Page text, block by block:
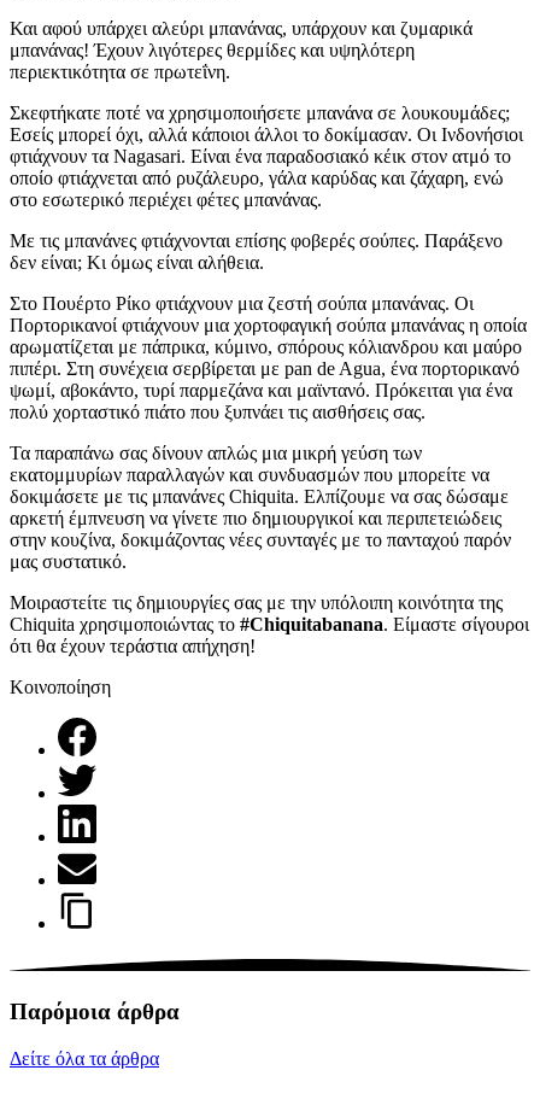
Και αφού υπάρχει αλεύρι μπανάνας, υπάρχουν και ζυμαρικά
μπανάνας! Έχουν λιγότερες θερμίδες και υψηλότερη
περιεκτικότητα σε πρωτεΐνη.
Σκεφτήκατε ποτέ να χρησιμοποιήσετε μπανάνα σε λουκουμάδες;
Εσείς μπορεί όχι, αλλά κάποιοι άλλοι το δοκίμασαν. Οι Ινδονήσιοι
φτιάχνουν τα Nagasari. Είναι ένα παραδοσιακό κέικ στον ατμό το
οποίο φτιάχνεται από ρυζάλευρο, γάλα καρύδας και ζάχαρη, ενώ
στο εσωτερικό περιέχει φέτες μπανάνας.
Με τις μπανάνες φτιάχνονται επίσης φοβερές σούπες. Παράξενο
δεν είναι; Κι όμως είναι αλήθεια.
Στο Πουέρτο Ρίκο φτιάχνουν μια ζεστή σούπα μπανάνας. Οι
Πορτορικανοί φτιάχνουν μια χορτοφαγική σούπα μπανάνας η οποία
αρωματίζεται με πάπρικα, κύμινο, σπόρους κόλιανδρου και μαύρο
πιπέρι. Στη συνέχεια σερβίρεται με pan de Agua, ένα πορτορικανό
ψωμί, αβοκάντο, τυρί παρμεζάνα και μαϊντανό. Πρόκειται για ένα
πολύ χορταστικό πιάτο που ξυπνάει τις αισθήσεις σας.
Τα παραπάνω σας δίνουν απλώς μια μικρή γεύση των
εκατομμυρίων παραλλαγών και συνδυασμών που μπορείτε να
δοκιμάσετε με τις μπανάνες Chiquita. Ελπίζουμε να σας δώσαμε
αρκετή έμπνευση να γίνετε πιο δημιουργικοί και περιπετειώδεις
στην κουζίνα, δοκιμάζοντας νέες συνταγές με το πανταχού παρόν
μας συστατικό.
Μοιραστείτε τις δημιουργίες σας με την υπόλοιπη κοινότητα της
Chiquita χρησιμοποιώντας το #Chiquitabanana. Είμαστε σίγουροι
ότι θα έχουν τεράστια απήχηση!
Κοινοποίηση
Παρόμοια άρθρα
Δείτε όλα τα άρθρα